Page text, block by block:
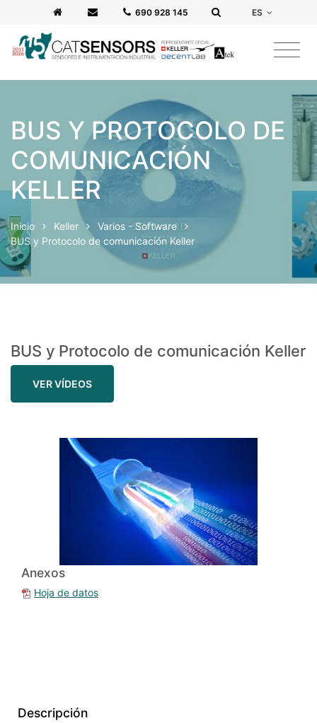
‭690 928 145‬ ES
BUS Y PROTOCOLO DE
COMUNICACIÓN
KELLER
Inicio Keller
Varios - Software
BUS y Protocolo de comunicación Keller
BUS y Protocolo de comunicación Keller
VER VÍDEOS
Anexos
Hoja de datos
Descripción